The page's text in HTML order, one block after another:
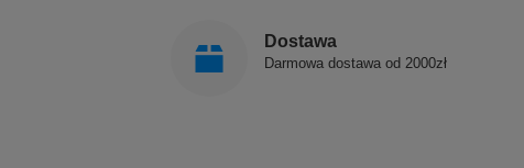
Dostawa
Darmowa dostawa od 2000zł